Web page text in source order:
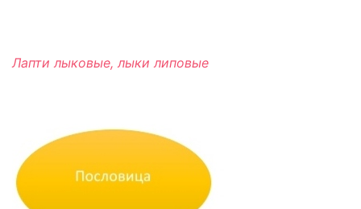
Лапти лыковые, лыки липовые